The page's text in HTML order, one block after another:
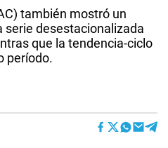
también mostró un
serie desestacionalizada
que la tendencia-ciclo
período.